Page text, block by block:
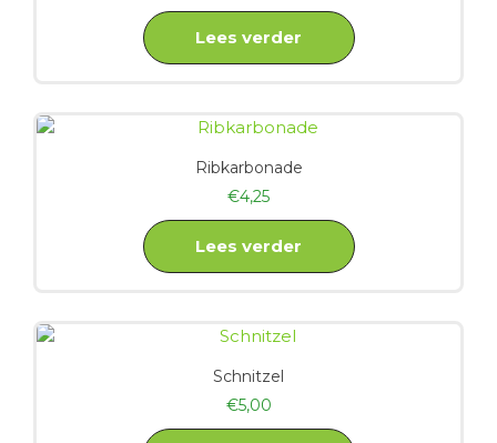
Lees verder
Ribkarbonade
€4,25
Lees verder
Schnitzel
€5,00